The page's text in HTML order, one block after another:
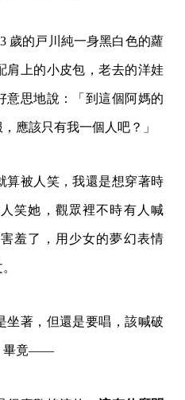
歲的戸川純一身黑白色的蘿
肩上的小皮包，老去的洋娃
意思地說：「到這個阿媽的
應該只有我一個人吧？」
算被人笑，我還是想穿著時
笑她，觀眾裡不時有人喊
羞了，用少女的夢幻表情
坐著，但還是要唱，該喊破
畢竟——